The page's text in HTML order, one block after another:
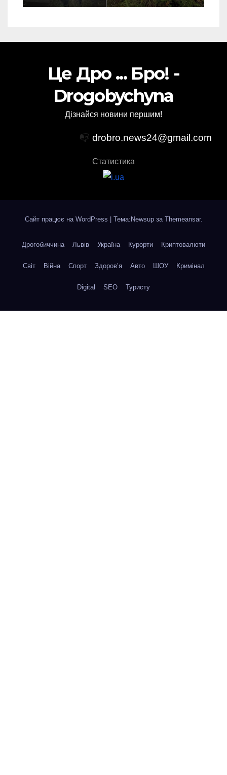
Це Дро ... Бро! -
Drogobychyna
Дізнайся новини першим!
📭 drobro.news24@gmail.com
Статистика
Сайт працює на WordPress Тема:Newsup за Themeansar.
Дрогобиччина Львів Україна Курорти Криптовалюти
Світ Війна Спорт Здоров’я Авто ШОУ Кримінал
Digital SEO Туристу